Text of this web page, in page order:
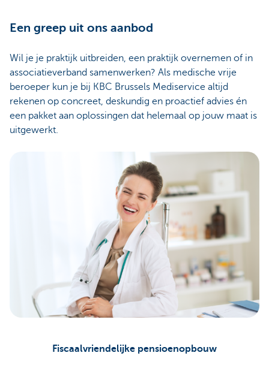
Een greep uit ons aanbod
Wil je je praktijk uitbreiden, een praktijk overnemen of in
associatieverband samenwerken? Als medische vrije
beroeper kun je bij KBC Brussels Mediservice altijd
rekenen op concreet, deskundig en proactief advies én
een pakket aan oplossingen dat helemaal op jouw maat is
uitgewerkt.
Fiscaalvriendelijke pensioenopbouw